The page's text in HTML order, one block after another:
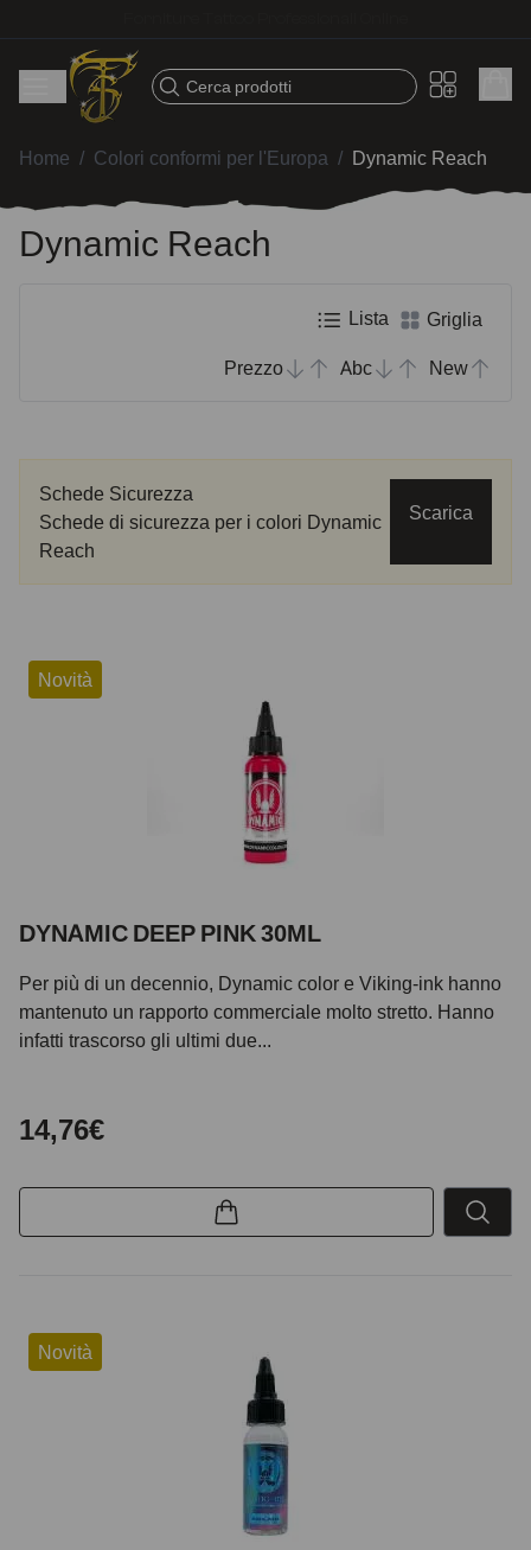
Cerca prodotti
Home / Colori conformi per l'Europa / Dynamic Reach
Dynamic Reach
Lista Griglia
Prezzo Abc New
Schede Sicurezza
Schede di sicurezza per i colori Dynamic
Reach
Scarica
Novità
DYNAMIC DEEP PINK 30ML
Per più di un decennio, Dynamic color e Viking-ink hanno
mantenuto un rapporto commerciale molto stretto. Hanno
infatti trascorso gli ultimi due...
14,76€
Novità